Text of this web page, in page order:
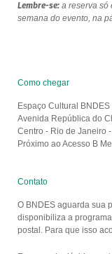
Lembre-se:a reserva só
semana do evento, na
Como chegar
Espaço Cultural BNDES
Avenida República do
Centro - Rio de Janeiro
Próximo ao Acesso B
Contato
O BNDES aguarda sua
disponibiliza a
postal. Para que isso